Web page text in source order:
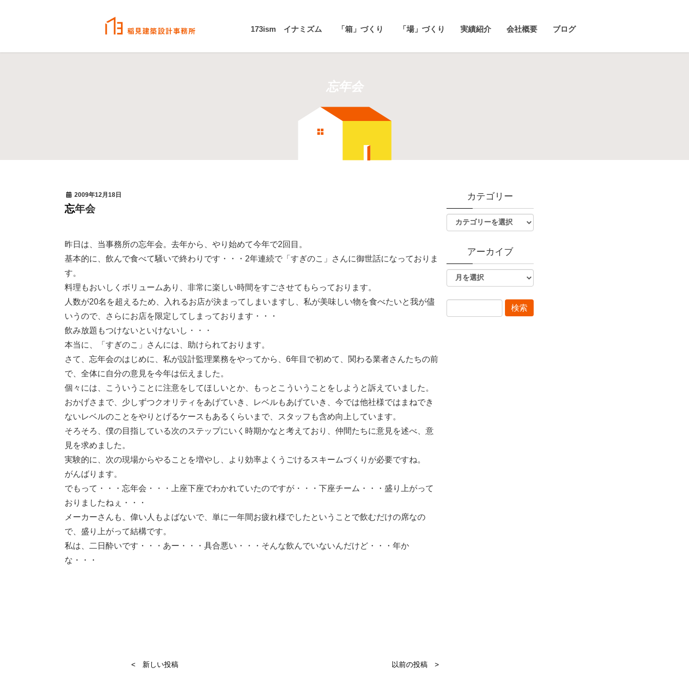
173ism イナミズム 「箱」づくり 「場」づくり 実績紹介 会社概要 ブログ
忘年会
2009年12月18日
忘年会
昨日は、当事務所の忘年会。去年から、やり始めて今年で2回目。
基本的に、飲んで食べて騒いで終わりです・・・2年連続で「すぎのこ」さんに御世話になっておりま
す。
料理もおいしくボリュームあり、非常に楽しい時間をすごさせてもらっております。
人数が20名を超えるため、入れるお店が決まってしまいますし、私が美味しい物を食べたいと我が儘
いうので、さらにお店を限定してしまっております・・・
飲み放題もつけないといけないし・・・
本当に、「すぎのこ」さんには、助けられております。
さて、忘年会のはじめに、私が設計監理業務をやってから、6年目で初めて、関わる業者さんたちの前
で、全体に自分の意見を今年は伝えました。
個々には、こういうことに注意をしてほしいとか、もっとこういうことをしようと訴えていました。
おかげさまで、少しずつクオリティをあげていき、レベルもあげていき、今では他社様ではまねでき
ないレベルのことをやりとげるケースもあるくらいまで、スタッフも含め向上しています。
そろそろ、僕の目指している次のステップにいく時期かなと考えており、仲間たちに意見を述べ、意
見を求めました。
実験的に、次の現場からやることを増やし、より効率よくうごけるスキームづくりが必要ですね。
がんばります。
でもって・・・忘年会・・・上座下座でわかれていたのですが・・・下座チーム・・・盛り上がって
おりましたねぇ・・・
メーカーさんも、偉い人もよばないで、単に一年間お疲れ様でしたということで飲むだけの席なの
で、盛り上がって結構です。
私は、二日酔いです・・・あー・・・具合悪い・・・そんな飲んでいないんだけど・・・年か
な・・・
< 新しい投稿 以前の投稿 >
カテゴリー
アーカイブ